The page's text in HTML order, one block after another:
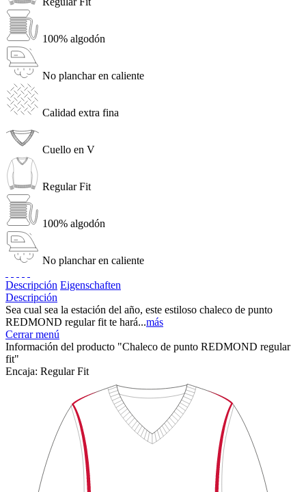
100% algodón
No planchar en caliente
Calidad extra fina
Cuello en V
Regular Fit
100% algodón
No planchar en caliente
Descripción Eigenschaften
Descripción
Sea cual sea la estación del año, este estiloso chaleco de punto
REDMOND regular fit te hará...más
Cerrar menú
Información del producto "Chaleco de punto REDMOND regular
fit"
Encaja: Regular Fit